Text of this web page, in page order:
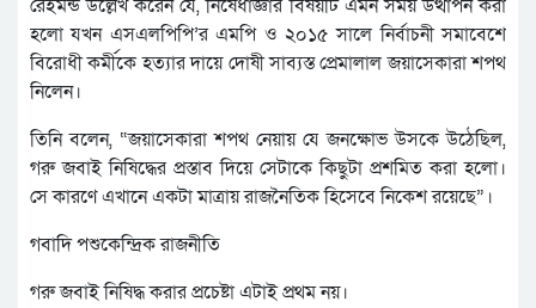
রেইমন্ড উল্লেখ করেন যে, নিষেধাজ্ঞার বিষয়টি এমন সময় উত্থাপন করা
হলো যখন এসএলপিপি’র এমপি ও ২০১৫ সালে নির্বাচনী সমাবেশে
বিরোধী কর্মীকে হত্যার দায়ে দোষী সাব্যস্ত প্রেমালাল জয়াসেকারা শপথ
নিলেন।
তিনি বলেন, “জয়াসেকারা শপথ নেয়ায় যে জনক্ষোভ উসকে উঠেছিল,
গরু জবাই নিষিদ্ধের প্রস্তাব দিয়ে সেটাকে কিছুটা প্রশমিত করা হলো।
সে কারণে এখানে একটা মাত্রায় রাজনৈতিক হিসেবে নিকেশ রয়েছে”।
গবাদি পশুকেন্দ্রিক রাজনীতি
গরু জবাই নিষিদ্ধ করার প্রচেষ্টা এটাই প্রথম নয়।